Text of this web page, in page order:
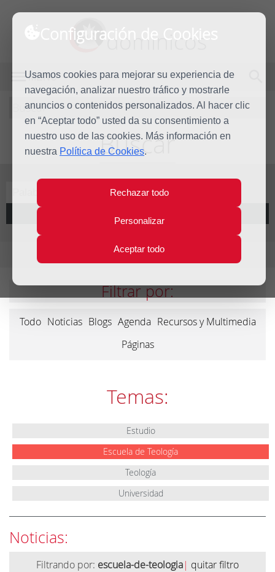
Configuración de Cookies
Usamos cookies para mejorar su experiencia de
navegación, analizar nuestro tráfico y mostrarle
anuncios o contenidos personalizados. Al hacer clic
en “Aceptar todo” usted da su consentimiento a
nuestro uso de las cookies. Más información en
nuestra Política de Cookies.
Rechazar todo
Personalizar
Aceptar todo
dominicos
MENÚ
Buscar
Buscar
Resultados para:
Filtrar por:
Todo Noticias Blogs Agenda Recursos y Multimedia
Páginas
Temas:
Estudio
Escuela de Teología
Teología
Universidad
Noticias:
Filtrando por: escuela-de-teologia| quitar filtro